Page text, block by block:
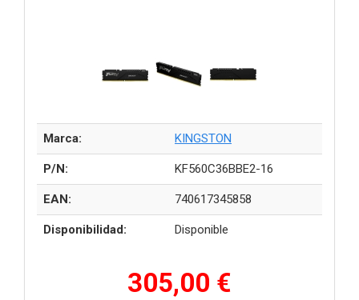
Marca: KINGSTON
P/N: KF560C36BBE2-16
EAN: 740617345858
Disponibilidad: Disponible
305,00 €